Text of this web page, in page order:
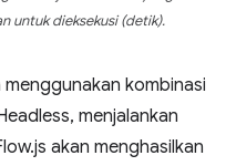
untuk dieksekusi (detik).
kombinasi
menjalankan
akan menghasilkan